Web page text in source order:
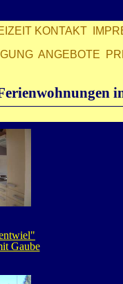
KONTAKT
ANGEBOTE
Gaube